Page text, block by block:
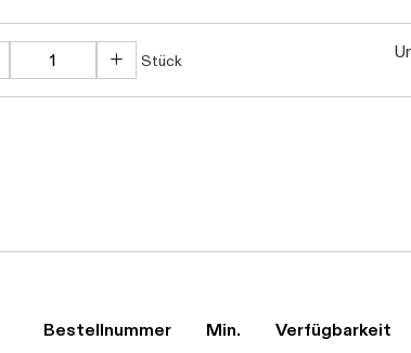
Stück
Bestellnummer Min. Verfügbarkeit